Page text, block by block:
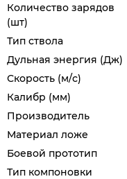
Количество зарядов
(шт)
Тип ствола
Дульная энергия (Дж)
Скорость (м/с)
Калибр (мм)
Производитель
Материал ложе
Боевой прототип
Тип компоновки